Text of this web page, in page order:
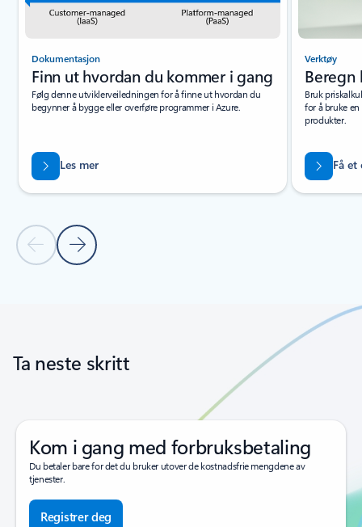
Forrige lysbildeNeste lysbilde
Dokumentasjon
Finn ut hvordan du kommer i gang
Følg denne utviklerveiledningen for å finne ut hvordan du
begynner å bygge eller overføre programmer i Azure.
Les mer
Verktøy
Beregn
Bruk
for å bruke
produkter.
Få et
Ta neste skritt
Kom i gang med forbruksbetaling
Du betaler bare for det du bruker utover de kostnadsfrie mengdene av
tjenester.
Registrer deg